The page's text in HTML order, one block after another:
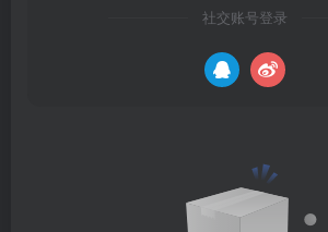
社交账号登录